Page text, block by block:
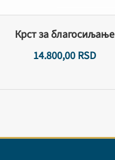
Крст за благосиљање
14.800,00 RSD